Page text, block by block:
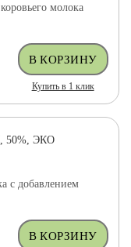
молока
Купить в 1 клик
ЭКО
с добавлением